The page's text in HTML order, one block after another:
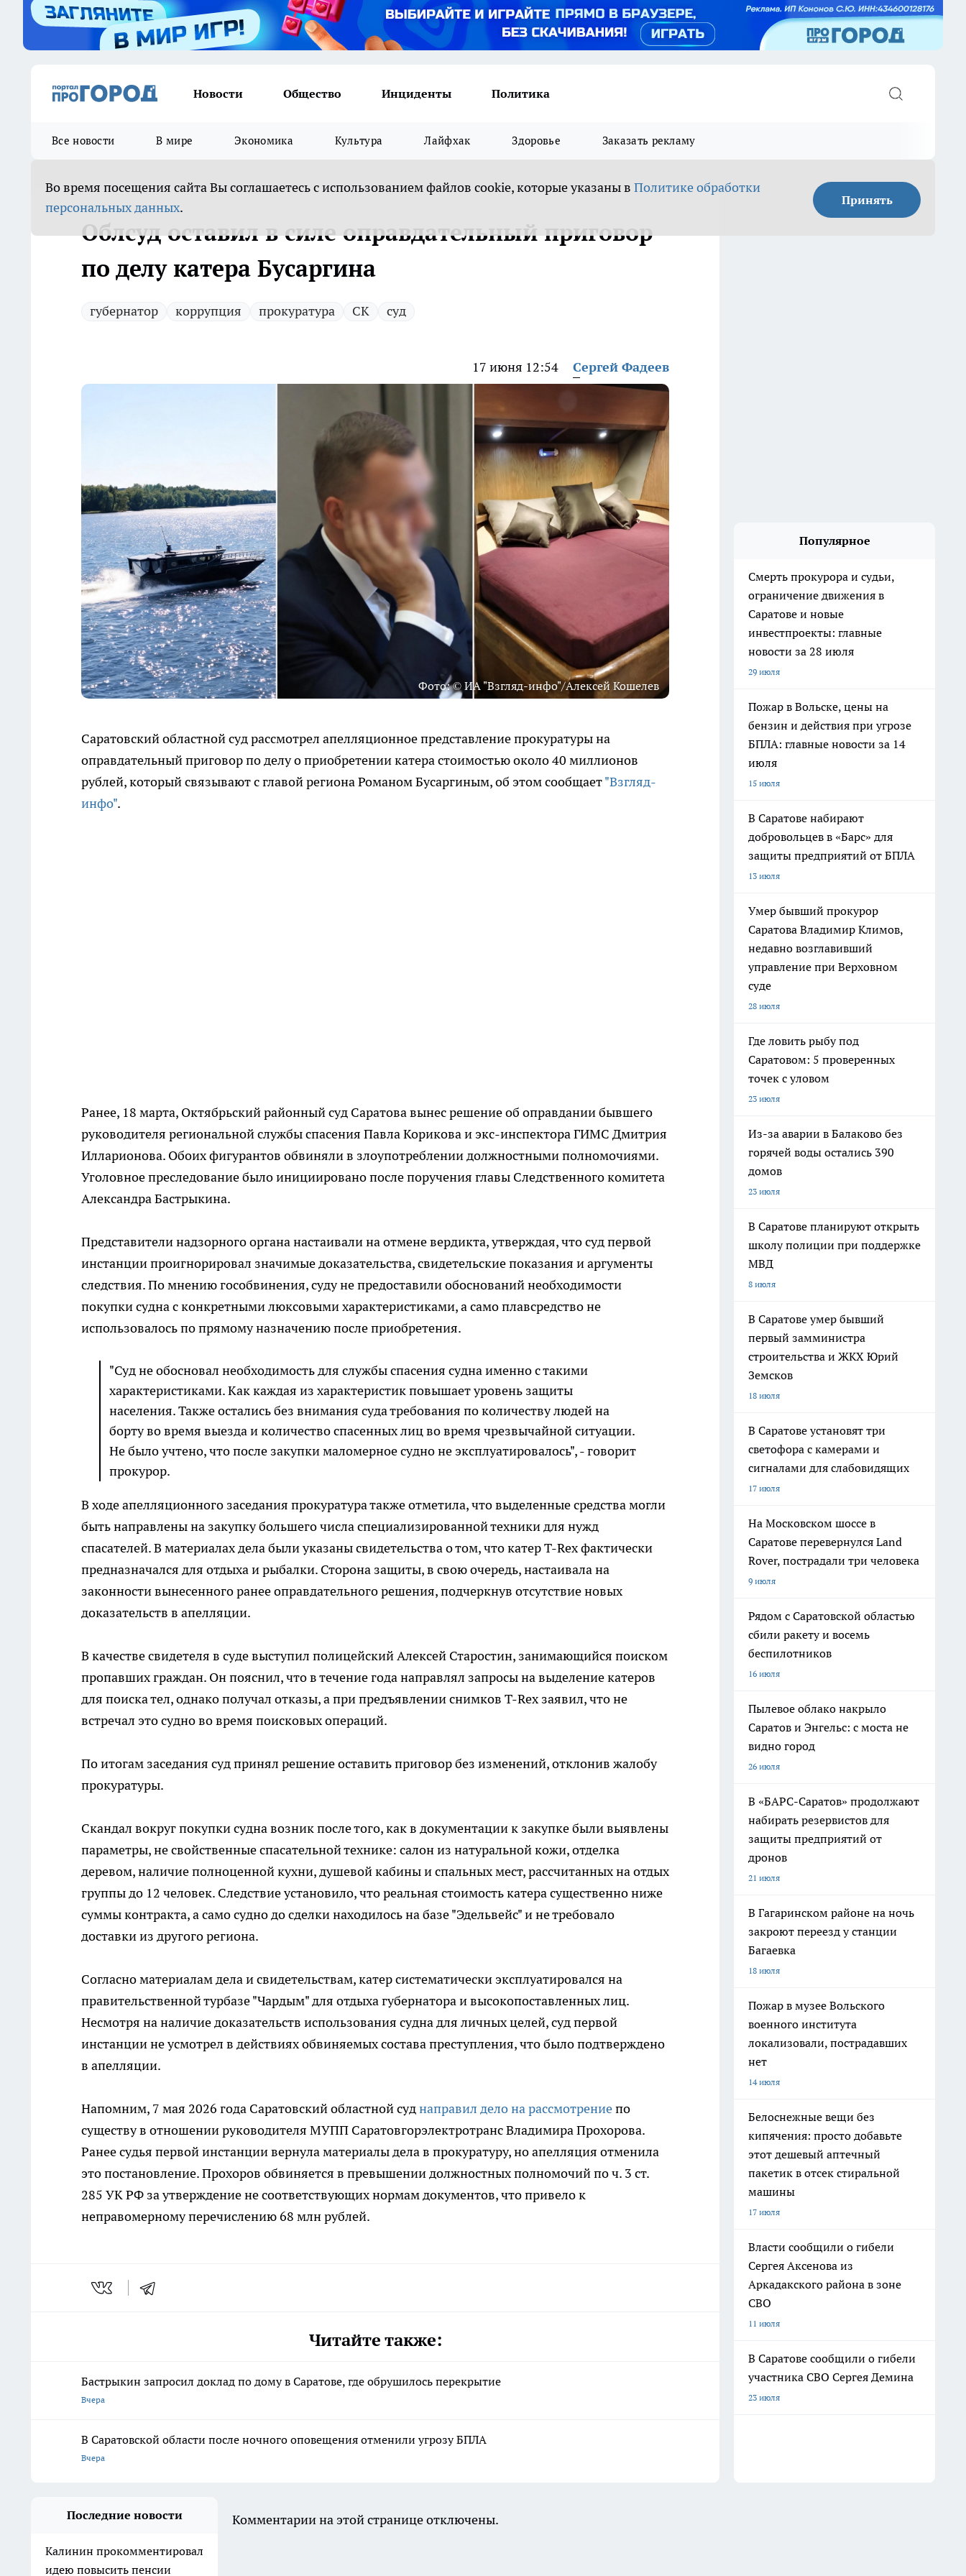
Новости Общество Инциденты Политика
Все новости В мире Экономика Культура Лайфхак Здоровье Заказать рекламу
Во время посещения сайта Вы соглашаетесь с использованием файлов cookie, которые указаны в Политике обработки
персональных данных. Принять
Облсуд оставил в силе оправдательный приговор
по делу катера Бусаргина
губернатор коррупция прокуратура СК суд
17 июня 12:54 Сергей Фадеев
Фото: © ИА "Взгляд-инфо"/Алексей Кошелев
Саратовский областной суд рассмотрел апелляционное представление прокуратуры на
оправдательный приговор по делу о приобретении катера стоимостью около 40 миллионов
рублей, который связывают с главой региона Романом Бусаргиным, об этом сообщает"Взгляд-
инфо".
Ранее, 18 марта, Октябрьский районный суд Саратова вынес решение об оправдании бывшего
руководителя региональной службы спасения Павла Корикова и экс-инспектора ГИМС Дмитрия
Илларионова. Обоих фигурантов обвиняли в злоупотреблении должностными полномочиями.
Уголовное преследование было инициировано после поручения главы Следственного комитета
Александра Бастрыкина.
Представители надзорного органа настаивали на отмене вердикта, утверждая, что суд первой
инстанции проигнорировал значимые доказательства, свидетельские показания и аргументы
следствия. По мнению гособвинения, суду не предоставили обоснований необходимости
покупки судна с конкретными люксовыми характеристиками, а само плавсредство не
использовалось по прямому назначению после приобретения.
"Суд не обосновал необходимость для службы спасения судна именно с такими
характеристиками. Как каждая из характеристик повышает уровень защиты
населения. Также остались без внимания суда требования по количеству людей на
борту во время выезда и количество спасенных лиц во время чрезвычайной ситуации.
Не было учтено, что после закупки маломерное судно не эксплуатировалось", - говорит
прокурор.
В ходе апелляционного заседания прокуратура также отметила, что выделенные средства могли
быть направлены на закупку большего числа специализированной техники для нужд
спасателей. В материалах дела были указаны свидетельства о том, что катер T-Rex фактически
предназначался для отдыха и рыбалки. Сторона защиты, в свою очередь, настаивала на
законности вынесенного ранее оправдательного решения, подчеркнув отсутствие новых
доказательств в апелляции.
В качестве свидетеля в суде выступил полицейский Алексей Старостин, занимающийся поиском
пропавших граждан. Он пояснил, что в течение года направлял запросы на выделение катеров
для поиска тел, однако получал отказы, а при предъявлении снимков T-Rex заявил, что не
встречал это судно во время поисковых операций.
По итогам заседания суд принял решение оставить приговор без изменений, отклонив жалобу
прокуратуры.
Скандал вокруг покупки судна возник после того, как в документации к закупке были выявлены
параметры, не свойственные спасательной технике: салон из натуральной кожи, отделка
деревом, наличие полноценной кухни, душевой кабины и спальных мест, рассчитанных на отдых
группы до 12 человек. Следствие установило, что реальная стоимость катера существенно ниже
суммы контракта, а само судно до сделки находилось на базе "Эдельвейс" и не требовало
доставки из другого региона.
Согласно материалам дела и свидетельствам, катер систематически эксплуатировался на
правительственной турбазе "Чардым" для отдыха губернатора и высокопоставленных лиц.
Несмотря на наличие доказательств использования судна для личных целей, суд первой
инстанции не усмотрел в действиях обвиняемых состава преступления, что было подтверждено
в апелляции.
Напомним, 7 мая 2026 года Саратовский областной суднаправил дело на рассмотрениепо
существу в отношении руководителя МУПП Саратовгорэлектротранс Владимира Прохорова.
Ранее судья первой инстанции вернула материалы дела в прокуратуру, но апелляция отменила
это постановление. Прохоров обвиняется в превышении должностных полномочий по ч. 3 ст.
285 УК РФ за утверждение не соответствующих нормам документов, что привело к
неправомерному перечислению 68 млн рублей.
Читайте также:
Бастрыкин запросил доклад по дому в Саратове, где обрушилось перекрытие
Вчера
В Саратовской области после ночного оповещения отменили угрозу БПЛА
Вчера
Популярное
Смерть прокурора и судьи,
ограничение движения в
Саратове и новые
инвестпроекты: главные
новости за 28 июля
29 июля
Пожар в Вольске, цены на
бензин и действия при угрозе
БПЛА: главные новости за 14
июля
15 июля
В Саратове набирают
добровольцев в «Барс» для
защиты предприятий от БПЛА
13 июля
Умер бывший прокурор
Саратова Владимир Климов,
недавно возглавивший
управление при Верховном
суде
28 июля
Где ловить рыбу под
Саратовом: 5 проверенных
точек с уловом
23 июля
Из-за аварии в Балаково без
горячей воды остались 390
домов
23 июля
В Саратове планируют открыть
школу полиции при поддержке
МВД
8 июля
В Саратове умер бывший
первый замминистра
строительства и ЖКХ Юрий
Земсков
18 июля
В Саратове установят три
светофора с камерами и
сигналами для слабовидящих
17 июля
На Московском шоссе в
Саратове перевернулся Land
Rover, пострадали три человека
9 июля
Рядом с Саратовской областью
сбили ракету и восемь
беспилотников
16 июля
Пылевое облако накрыло
Саратов и Энгельс: с моста не
видно город
26 июля
В «БАРС-Саратов» продолжают
набирать резервистов для
защиты предприятий от
дронов
21 июля
В Гагаринском районе на ночь
закроют переезд у станции
Багаевка
18 июля
Пожар в музее Вольского
военного института
локализовали, пострадавших
нет
14 июля
Белоснежные вещи без
кипячения: просто добавьте
этот дешевый аптечный
пакетик в отсек стиральной
машины
17 июля
Власти сообщили о гибели
Сергея Аксенова из
Аркадакского района в зоне
СВО
11 июля
В Саратове сообщили о гибели
участника СВО Сергея Демина
23 июля
Последние новости
Калинин прокомментировал
идею повысить пенсии
Комментарии на этой странице отключены.